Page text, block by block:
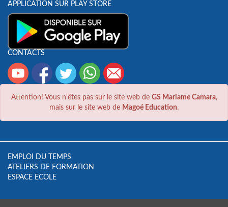
APPLICATION SUR PLAY STORE
CONTACTS
Attention! Vous n'êtes pas sur le site web de GS Mariame Camara,
mais sur le site web de Magoé Education.
EMPLOI DU TEMPS
ATELIERS DE FORMATION
ESPACE ECOLE